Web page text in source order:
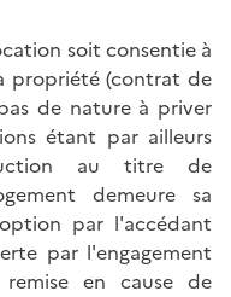
soit consentie à
propriété (contrat de
de nature à priver
étant par ailleurs
au titre de
demeure sa
par l'accédant
par l'engagement
en cause de